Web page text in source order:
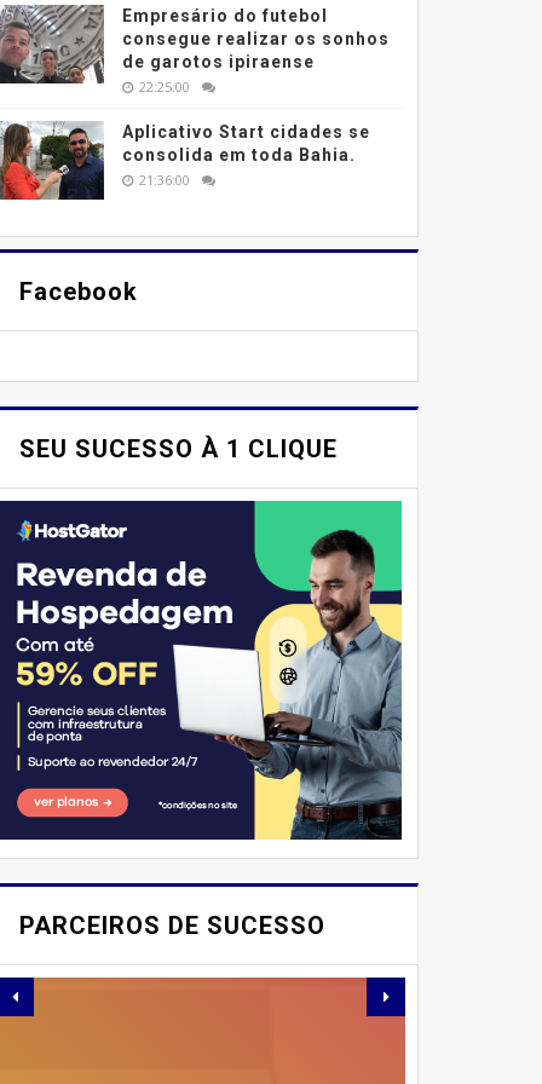
Empresário do futebol
consegue realizar os sonhos
de garotos ipiraense
22:25:00
Aplicativo Start cidades se
consolida em toda Bahia.
21:36:00
Facebook
SEU SUCESSO À 1 CLIQUE
PARCEIROS DE SUCESSO
E AÍ, PESSOAL! VOCÊ JÁ